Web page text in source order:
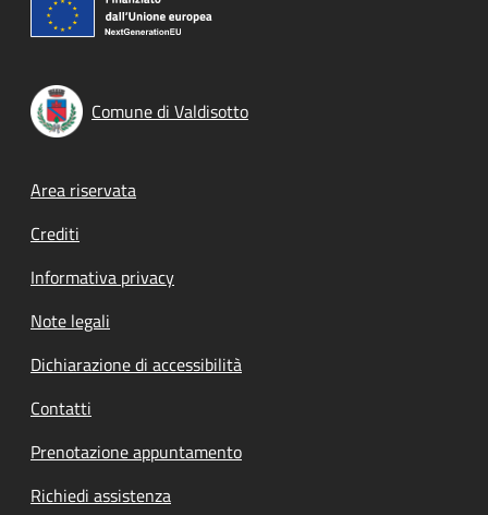
Comune di Valdisotto
Footer menu
Area riservata
Crediti
Informativa privacy
Note legali
Dichiarazione di accessibilità
Contatti
Prenotazione appuntamento
Richiedi assistenza